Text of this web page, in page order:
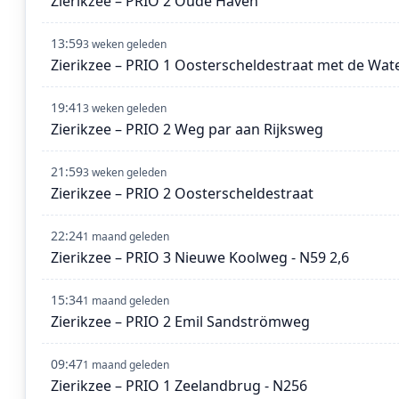
13:593 weken geleden
Zierikzee – PRIO 1 Oosterscheldestraat met de
19:413 weken geleden
Zierikzee – PRIO 2 Weg par aan Rijksweg
21:593 weken geleden
Zierikzee – PRIO 2 Oosterscheldestraat
22:241 maand geleden
Zierikzee – PRIO 3 Nieuwe Koolweg - N59 2,6
15:341 maand geleden
Zierikzee – PRIO 2 Emil Sandströmweg
09:471 maand geleden
Zierikzee – PRIO 1 Zeelandbrug - N256